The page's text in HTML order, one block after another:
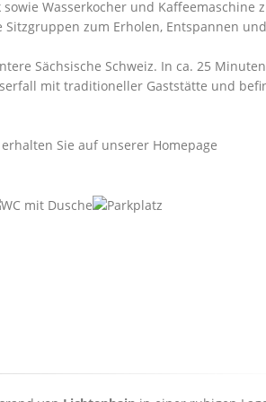
Wasserkocher und Kaffeemaschine
zum Erholen, Entspannen und
Sächsische Schweiz. In ca. 25 Minuten
mit traditioneller Gaststätte und
Sie auf unserer Homepage